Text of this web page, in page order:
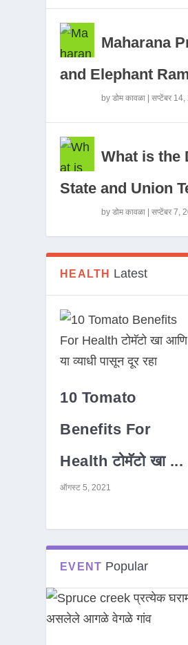
Maharana
and Elephant
byडोम कावळा |सप्टेंबर
What is the
State and Union
byडोम कावळा |सप्टेंबर 7,
HEALTH Latest
10 Tomato
Benefits For
Health टोमॅटो खा ...
ऑगस्ट 5, 2021
EVENT Popular